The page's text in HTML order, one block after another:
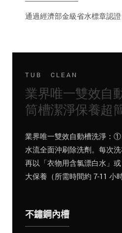
通過經濟部金級省水標章認證
TUB CLEAN
業界唯一雙效自
筒槽潔淨保養超
業界唯一雙效自動槽洗淨：
水流全面沖刷除洗劑。每次
再以「衣物用含氯漂白水」
大保養（所需時間約 7-11 小時
不鏽鋼內槽